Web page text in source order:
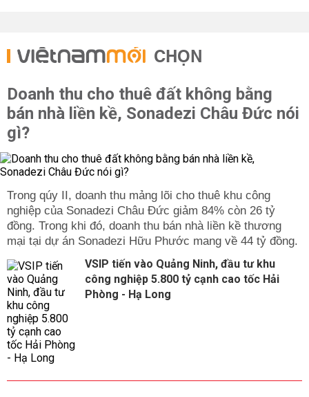
CHỌN
Doanh thu cho thuê đất không bằng
bán nhà liền kề, Sonadezi Châu Đức nói
gì?
Trong qúy II, doanh thu mảng lõi cho thuê khu công
nghiệp của Sonadezi Châu Đức giảm 84% còn 26 tỷ
đồng. Trong khi đó, doanh thu bán nhà liền kề thương
mại tại dự án Sonadezi Hữu Phước mang về 44 tỷ đồng.
VSIP tiến vào Quảng Ninh, đầu tư khu
công nghiệp 5.800 tỷ cạnh cao tốc Hải
Phòng - Hạ Long